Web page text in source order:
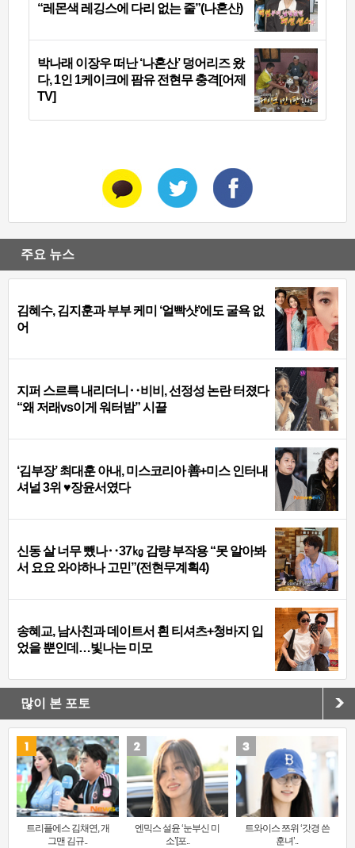
“레몬색 레깅스에 다리 없는 줄”(나혼산)
박나래 이장우 떠난 ‘나혼산’ 덩어리즈 왔
다, 1인 1케이크에 팜유 전현무 충격[어제
TV]
주요 뉴스
김혜수, 김지훈과 부부 케미 ‘얼빡샷’에도 굴욕 없
어
지퍼 스르륵 내리더니‥비비, 선정성 논란 터졌다
“왜 저래vs이게 워터밤” 시끌
‘김부장’ 최대훈 아내, 미스코리아 善+미스 인터내
셔널 3위 ♥장윤서였다
신동 살 너무 뺐나‥37㎏ 감량 부작용 “못 알아봐
서 요요 와야하나 고민”(전현무계획4)
송혜교, 남사친과 데이트서 흰 티셔츠+청바지 입
었을 뿐인데…빛나는 미모
많이 본 포토
트리플에스 김채연, 개
그맨 김규..
엔믹스 설윤 ‘눈부신 미
소’[포..
트와이스 쯔위 ‘갓경 쓴
훈녀’..